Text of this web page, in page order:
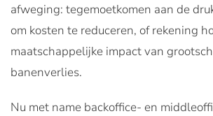
afweging: tegemoetkomen aan de
om kosten te reduceren, of rekening
maatschappelijke impact van
banenverlies.
Nu met name backoffice- en